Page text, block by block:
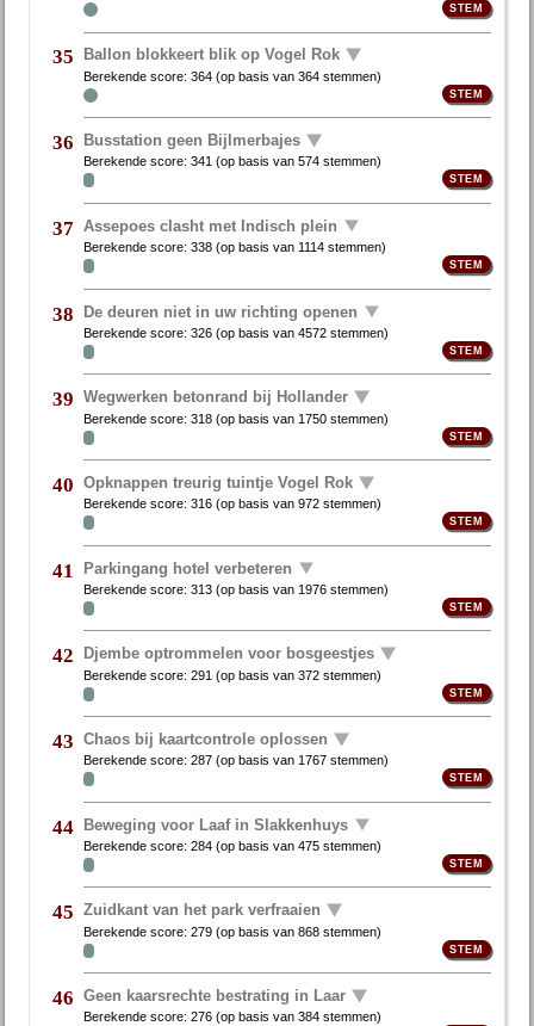
35 Ballon blokkeert blik op Vogel Rok
Berekende score:364 (op basis van364 stemmen)
36 Busstation geen Bijlmerbajes
Berekende score:341 (op basis van574 stemmen)
37 Assepoes clasht met Indisch plein
Berekende score:338 (op basis van 1114 stemmen)
38 De deuren niet in uw richting openen
Berekende score:326 (op basis van4572 stemmen)
39 Wegwerken betonrand bij Hollander
Berekende score:318 (op basis van 1750 stemmen)
40 Opknappen treurig tuintje Vogel Rok
Berekende score:316 (op basis van972 stemmen)
41 Parkingang hotel verbeteren
Berekende score:313 (op basis van 1976 stemmen)
42 Djembe optrommelen voor bosgeestjes
Berekende score:291 (op basis van372 stemmen)
43 Chaos bij kaartcontrole oplossen
Berekende score:287 (op basis van 1767 stemmen)
44 Beweging voor Laaf in Slakkenhuys
Berekende score:284 (op basis van475 stemmen)
45 Zuidkant van het park verfraaien
Berekende score:279 (op basis van868 stemmen)
46 Geen kaarsrechte bestrating in Laar
Berekende score:276 (op basis van384 stemmen)